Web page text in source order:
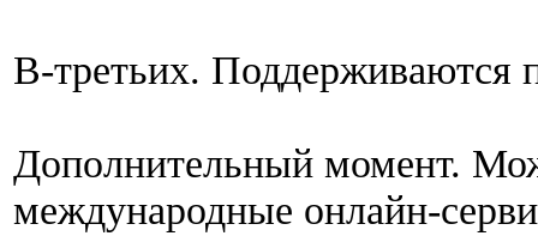
В-третьих. Поддерживаются
Дополнительный момент.
международные онлайн-